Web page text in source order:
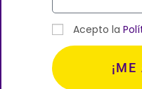
Acepto la